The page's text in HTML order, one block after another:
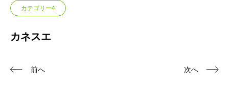
カテゴリー4
カネスエ
前へ 次へ